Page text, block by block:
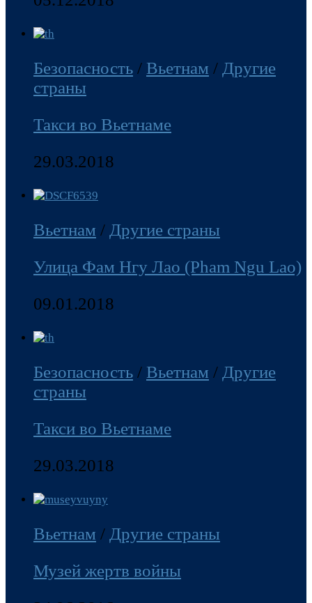
Безопасность / Вьетнам / Другие
страны
Такси во Вьетнаме
29.03.2018
Вьетнам / Другие страны
Улица Фам Нгу Лао (Pham Ngu Lao)
09.01.2018
Безопасность / Вьетнам / Другие
страны
Такси во Вьетнаме
29.03.2018
Вьетнам / Другие страны
Музей жертв войны